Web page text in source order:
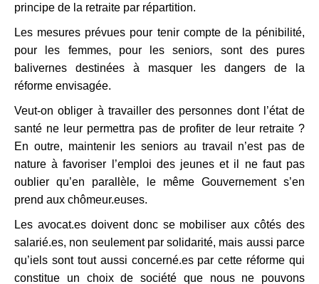
principe de la retraite par répartition.
Les mesures prévues pour tenir compte de la pénibilité,
pour les femmes, pour les seniors, sont des pures
balivernes destinées à masquer les dangers de la
réforme envisagée.
Veut-on obliger à travailler des personnes dont l’état de
santé ne leur permettra pas de profiter de leur retraite ?
En outre, maintenir les seniors au travail n’est pas de
nature à favoriser l’emploi des jeunes et il ne faut pas
oublier qu’en parallèle, le même Gouvernement s’en
prend aux chômeur.euses.
Les avocat.es doivent donc se mobiliser aux côtés des
salarié.es, non seulement par solidarité, mais aussi parce
qu’iels sont tout aussi concerné.es par cette réforme qui
constitue un choix de société que nous ne pouvons